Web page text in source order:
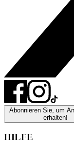
Abonnieren Sie, um
erhalten!
HILFE